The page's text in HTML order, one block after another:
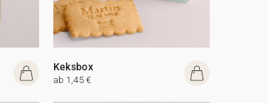
Keksbox
ab 1,45 €